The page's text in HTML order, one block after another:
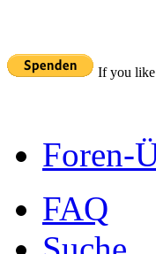
If you like
Foren-
FAQ